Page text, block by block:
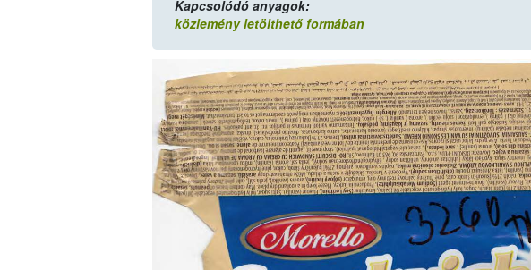
Kapcsolódó anyagok:
közlemény letölthető formában